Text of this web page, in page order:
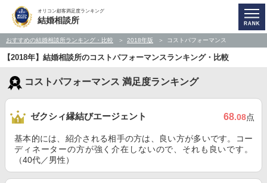
オリコン顧客満足度ランキング
結婚相談所
おすすめの結婚相談所ランキング・比較 2018年版 コストパフォーマンス
【2018年】結婚相談所のコストパフォーマンスランキング・比較
コストパフォーマンス 満足度ランキング
ゼクシィ縁結びエージェント 68.08点
基本的には、紹介される相手の方は、良い方が多いです。コー
ディネーターの方が強く介在しないので、それも良いです。
（40代／男性）